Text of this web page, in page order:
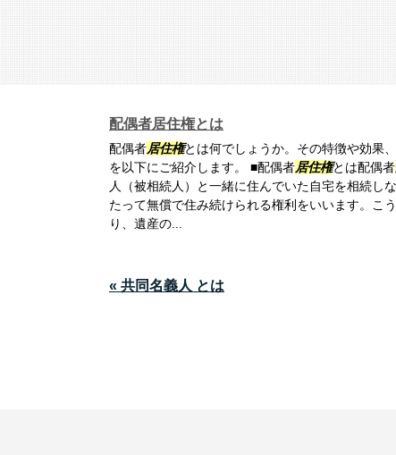
配偶者居住権とは
配偶者居住権とは何でしょうか。その特徴や効果
を以下にご紹介します。 ■配偶者居住権とは配偶者
人（被相続人）と一緒に住んでいた自宅を相続し
たって無償で住み続けられる権利をいいます。こ
り、遺産の...
« 共同名義人 とは